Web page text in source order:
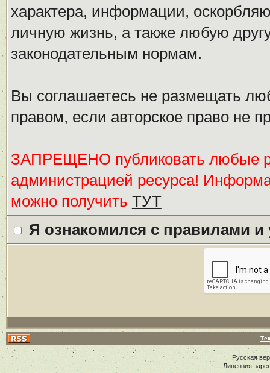
характера, информации,
личную жизнь, а также любую
законодательным нормам.
Вы соглашаетесь не размещать
правом, если авторское право не
ЗАПРЕЩЕНО публиковать любые
администрацией ресурса!
можно получить ТУТ
Я ознакомился с правилами
Русская
Лицензия